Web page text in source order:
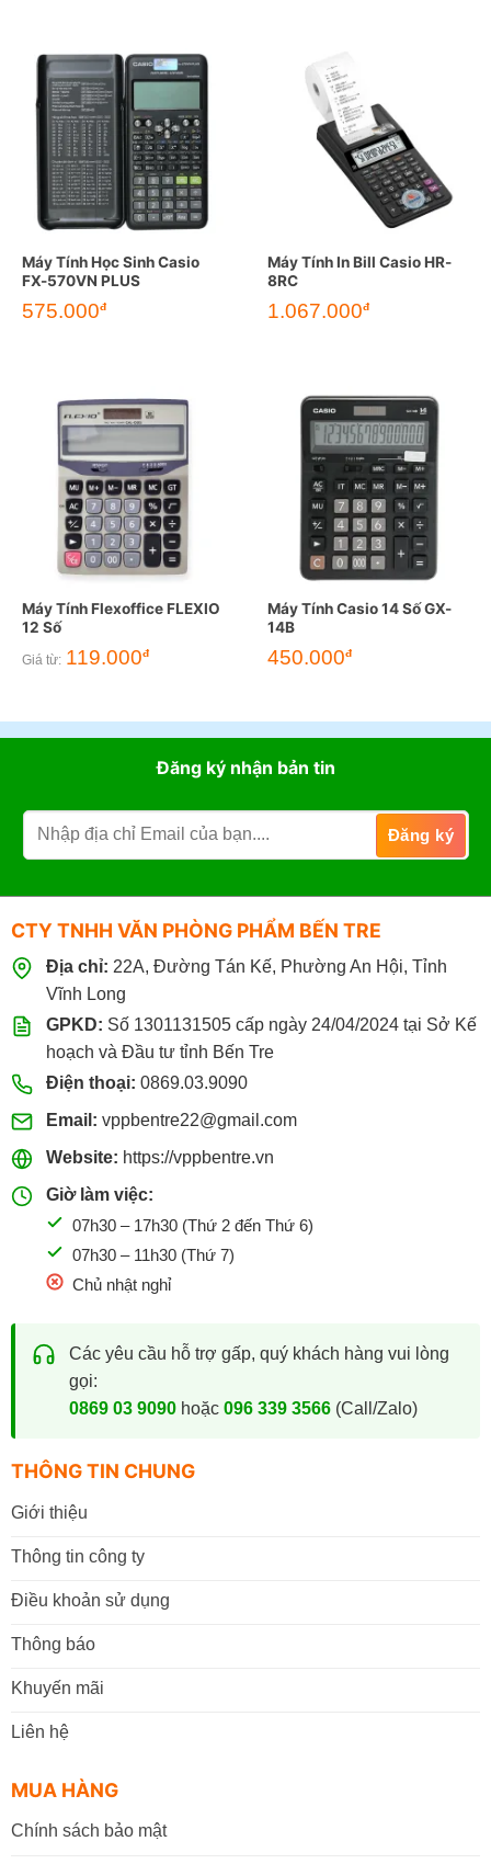
Máy Tính Học Sinh Casio
FX-570VN PLUS
575.000đ
Máy Tính In Bill Casio HR-
8RC
1.067.000đ
Máy Tính Flexoffice FLEXIO
12 Số
Giá từ: 119.000đ
Máy Tính Casio 14 Số GX-
14B
450.000đ
Đăng ký nhận bản tin
CTY TNHH VĂN PHÒNG PHẨM BẾN TRE
Địa chỉ: 22A, Đường Tán Kế, Phường An Hội, Tỉnh
Vĩnh Long
GPKD: Số 1301131505 cấp ngày 24/04/2024 tại Sở Kế
hoạch và Đầu tư tỉnh Bến Tre
Điện thoại: 0869.03.9090
Email: vppbentre22@gmail.com
Website: https://vppbentre.vn
Giờ làm việc:
07h30 – 17h30 (Thứ 2 đến Thứ 6)
07h30 – 11h30 (Thứ 7)
Chủ nhật nghỉ
Các yêu cầu hỗ trợ gấp, quý khách hàng vui lòng
gọi:
0869 03 9090hoặc 096 339 3566(Call/Zalo)
THÔNG TIN CHUNG
Giới thiệu
Thông tin công ty
Điều khoản sử dụng
Thông báo
Khuyến mãi
Liên hệ
MUA HÀNG
Chính sách bảo mật